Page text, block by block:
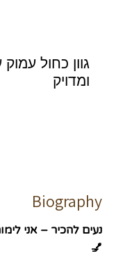
גוון כחול
ומדויק
Biography
💅